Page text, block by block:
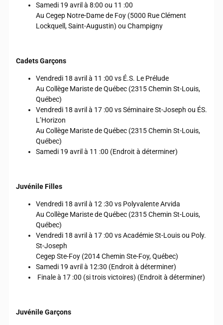
Samedi 19 avril à 8:00 ou 11 :00
Au Cegep Notre-Dame de Foy (5000 Rue Clément
Lockquell, Saint-Augustin) ou Champigny
Cadets Garçons
Vendredi 18 avril à 11 :00 vs É.S. Le Prélude
Au Collège Mariste de Québec (2315 Chemin St-Louis,
Québec)
Vendredi 18 avril à 17 :00 vs Séminaire St-Joseph ou ÉS.
L’Horizon
Au Collège Mariste de Québec (2315 Chemin St-Louis,
Québec)
Samedi 19 avril à 11 :00 (Endroit à déterminer)
Juvénile Filles
Vendredi 18 avril à 12 :30 vs Polyvalente Arvida
Au Collège Mariste de Québec (2315 Chemin St-Louis,
Québec)
Vendredi 18 avril à 17 :00 vs Académie St-Louis ou Poly.
St-Joseph
Cegep Ste-Foy (2014 Chemin Ste-Foy, Québec)
Samedi 19 avril à 12:30 (Endroit à déterminer)
Finale à 17 :00 (si trois victoires) (Endroit à déterminer)
Juvénile Garçons